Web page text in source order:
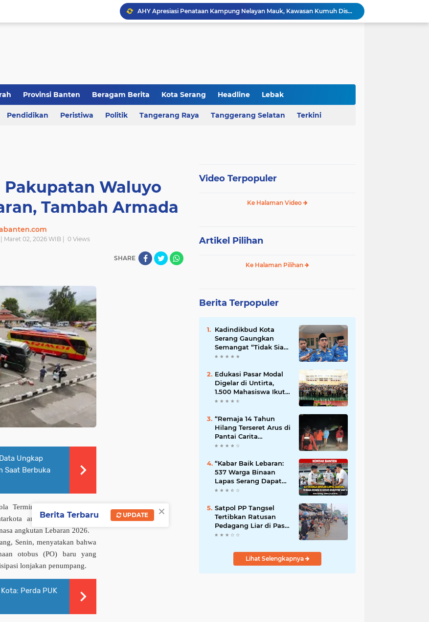
AHY Apresiasi Penataan Kampung Nelayan Mauk, Kawasan Kumuh Disulap Jadi Asri
Rekrutmen Koperasi Merah Putih Dibuka, 35.476 Lowongan Manajer Desa dan Nelayan
Al Nassr Kunci Puncak Klasemen Liga Arab Saudi Usai Tundukkan Al Ettifaq 1-0
Provinsi Banten Beragam Berita Kota Serang Headline Lebak
Berita Daerah Kriminal
Pendidikan Peristiwa Politik Tangerang Raya Tanggerang Selatan Terkini
Pakupatan Waluyo
Tambah Armada
Maret 02, 2026 WIB | 0 Views
SHARE
Ungkap
Saat Berbuka
Terminal Pakupatan, Kota
antarprovinsi (AKAP)
angkutan Lebaran 2026.
Senin, menyatakan bahwa
otobus (PO) baru yang
lonjakan penumpang.
Perda PUK
Video Terpopuler
Ke Halaman Video
Artikel Pilihan
Ke Halaman Pilihan
Berita Terpopuler
Kadindikbud Kota
Serang Gaungkan
Semangat “Tidak Siap
untuk Diam”, Dorong
Responsif
Edukasi Pasar Modal
Digelar di Untirta,
1.500 Mahasiswa Ikut
Sosialisasi OJK
“Remaja 14 Tahun
Hilang Terseret Arus di
Pantai Carita
Pandeglang”
“Kabar Baik Lebaran:
537 Warga Binaan
Lapas Serang Dapat
Remisi Idulfitri”
Satpol PP Tangsel
Tertibkan Ratusan
Pedagang Liar di Pasar
Serpong, Ganggu Lalu
Lihat Selengkapnya
×
Berita Terbaru UPDATE